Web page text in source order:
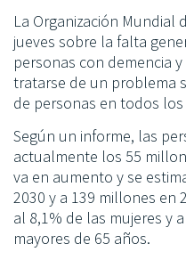
La Organización Mundial
jueves sobre la falta
personas con demencia
tratarse de un problema
de personas en todos
Según un informe, las
actualmente los 55
va en aumento y se
2030 y a 139 millones en
al 8,1% de las mujeres y
mayores de 65 años.